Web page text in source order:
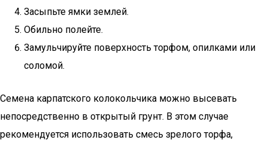
Засыпьте ямки землей.
Обильно полейте.
Замульчируйте поверхность торфом, опилками или
соломой.
Семена карпатского колокольчика можно высевать
непосредственно в открытый грунт. В этом случае
рекомендуется использовать смесь зрелого торфа,